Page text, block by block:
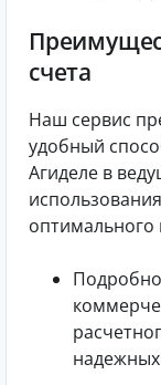
счета
Наш сервис
удобный
Агиделе в
оптимального